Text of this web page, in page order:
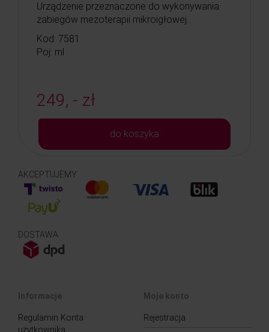
Urządzenie przeznaczone do wykonywania
zabiegów mezoterapii mikroigłowej.
Kod: 7581
Poj: ml
249, - zł
do koszyka
AKCEPTUJEMY
DOSTAWA
Informacje
Regulamin Konta
użytkownika
Moje konto
Rejestracja